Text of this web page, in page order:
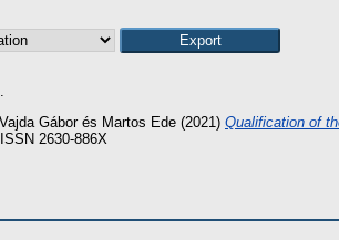
.
Vajda Gáborés Martos Ede (2021) Qualification of
2630-886X